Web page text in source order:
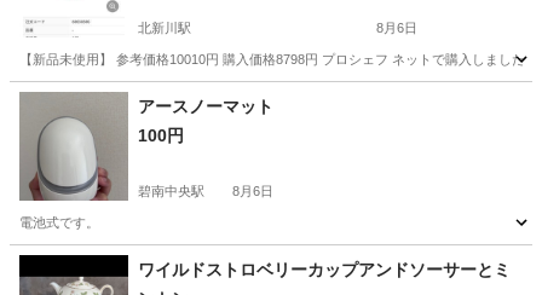
北新川駅 8月6日
【新品未使用】 参考価格10010円 購入価格8798円 プロシェフ ネットで購入しまし
愛知 碧南市 北新川駅 調理器具
アースノーマット
100円
碧南中央駅 8月6日
電池式です。
愛知 碧南市 碧南中央駅 生活雑貨 アースノーマット
ワイルドストロベリーカップアンドソーサーとミ